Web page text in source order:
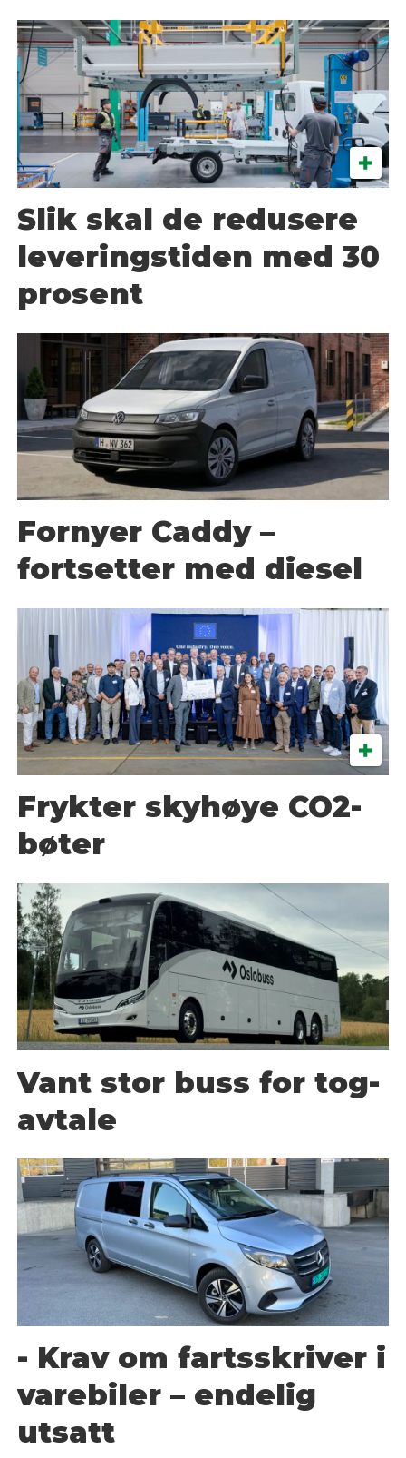
Slik skal de redusere
leveringstiden med 30
prosent
Fornyer Caddy –
fortsetter med diesel
Frykter skyhøye CO2-
bøter
Vant stor buss for tog-
avtale
- Krav om fartsskriver i
varebiler – endelig
utsatt